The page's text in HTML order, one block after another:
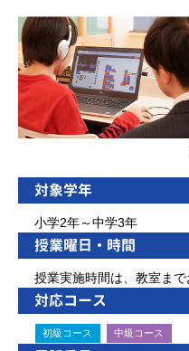
対象学年
小学2年～中学3年
授業曜日・時間
授業実施時間は、教室まで
対応コース
初級コース 中級コース